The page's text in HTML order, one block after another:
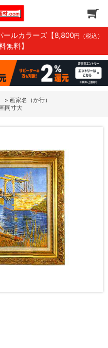
ールカラーズ 【8,800円（税込）
無料】
> 画家名（か行）
同寸大